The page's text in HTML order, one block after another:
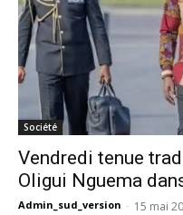
Société
Vendredi tenue
Oligui Nguema
Admin_sud_version - 15 mai